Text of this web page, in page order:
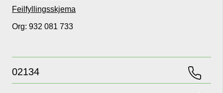
Feilfyllingsskjema
Org: 932 081 733
02134